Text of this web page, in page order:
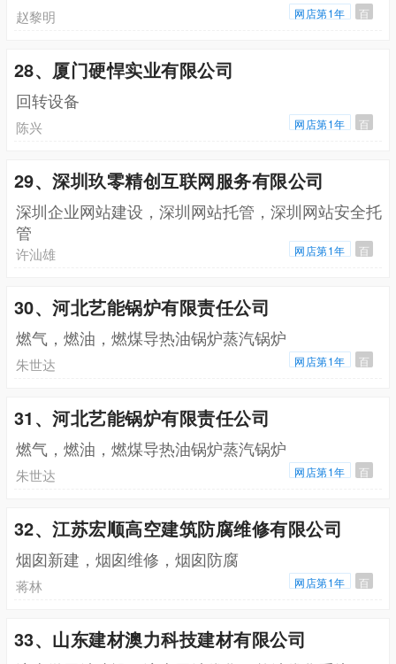
赵黎明 网店第1年 百
28、厦门硬悍实业有限公司
回转设备
陈兴 网店第1年 百
29、深圳玖零精创互联网服务有限公司
深圳企业网站建设，深圳网站托管，深圳网站安全托
管
许汕雄 网店第1年 百
30、河北艺能锅炉有限责任公司
燃气，燃油，燃煤导热油锅炉蒸汽锅炉
朱世达 网店第1年 百
31、河北艺能锅炉有限责任公司
燃气，燃油，燃煤导热油锅炉蒸汽锅炉
朱世达 网店第1年 百
32、江苏宏顺高空建筑防腐维修有限公司
烟囱新建，烟囱维修，烟囱防腐
蒋林 网店第1年 百
33、山东建材澳力科技建材有限公司